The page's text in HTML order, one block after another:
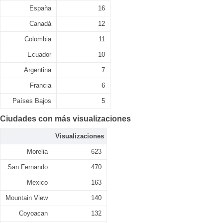
España 16
Canadá 12
Colombia 11
Ecuador 10
Argentina 7
Francia 6
Países Bajos 5
Ciudades con más visualizaciones
Visualizaciones
Morelia 623
San Fernando 470
Mexico 163
Mountain View 140
Coyoacan 132